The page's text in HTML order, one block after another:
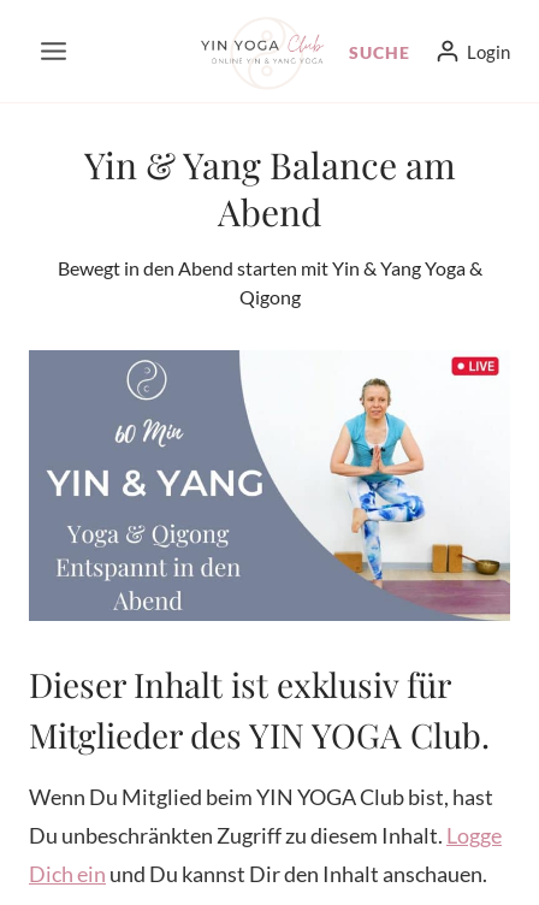
Inhalt
SUCHE Login
Yin & Yang Balance am
Abend
Bewegt in den Abend starten mit Yin & Yang Yoga &
Qigong
Dieser Inhalt ist exklusiv für
Mitglieder des YIN YOGA Club.
Wenn Du Mitglied beim YIN YOGA Club bist, hast
Du unbeschränkten Zugriff zu diesem Inhalt. Logge
Dich ein und Du kannst Dir den Inhalt anschauen.